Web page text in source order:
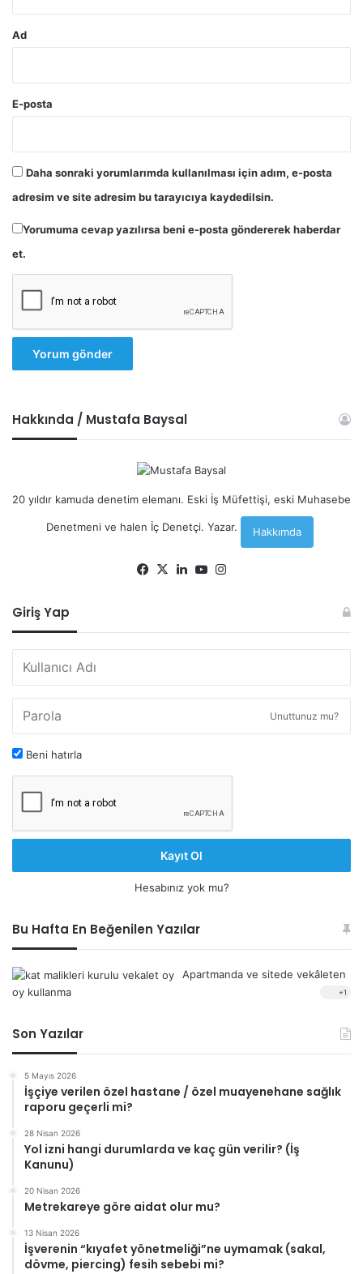
Ad
E-posta
Daha sonraki yorumlarımda kullanılması için adım, e-posta
adresim ve site adresim bu tarayıcıya kaydedilsin.
Yorumuma cevap yazılırsa beni e-posta göndererek haberdar
et.
Hakkında / Mustafa Baysal
20 yıldır kamuda denetim elemanı. Eski İş Müfettişi, eski Muhasebe
Denetmeni ve halen İç Denetçi. Yazar. Hakkımda
Facebook
X LinkedInYouTube
Giriş Yap
Unuttunuz mu?
Beni hatırla
Kayıt Ol
Hesabınız yok mu?
Bu Hafta En Beğenilen Yazılar
Apartmanda ve sitede vekâleten
oy kullanma
+1
Son Yazılar
5 Mayıs 2026
İşçiye verilen özel hastane / özel muayenehane sağlık
raporu geçerli mi?
28 Nisan 2026
Yol izni hangi durumlarda ve kaç gün verilir? (İş
Kanunu)
20 Nisan 2026
Metrekareye göre aidat olur mu?
13 Nisan 2026
İşverenin “kıyafet yönetmeliği”ne uymamak (sakal,
dövme, piercing) fesih sebebi mi?